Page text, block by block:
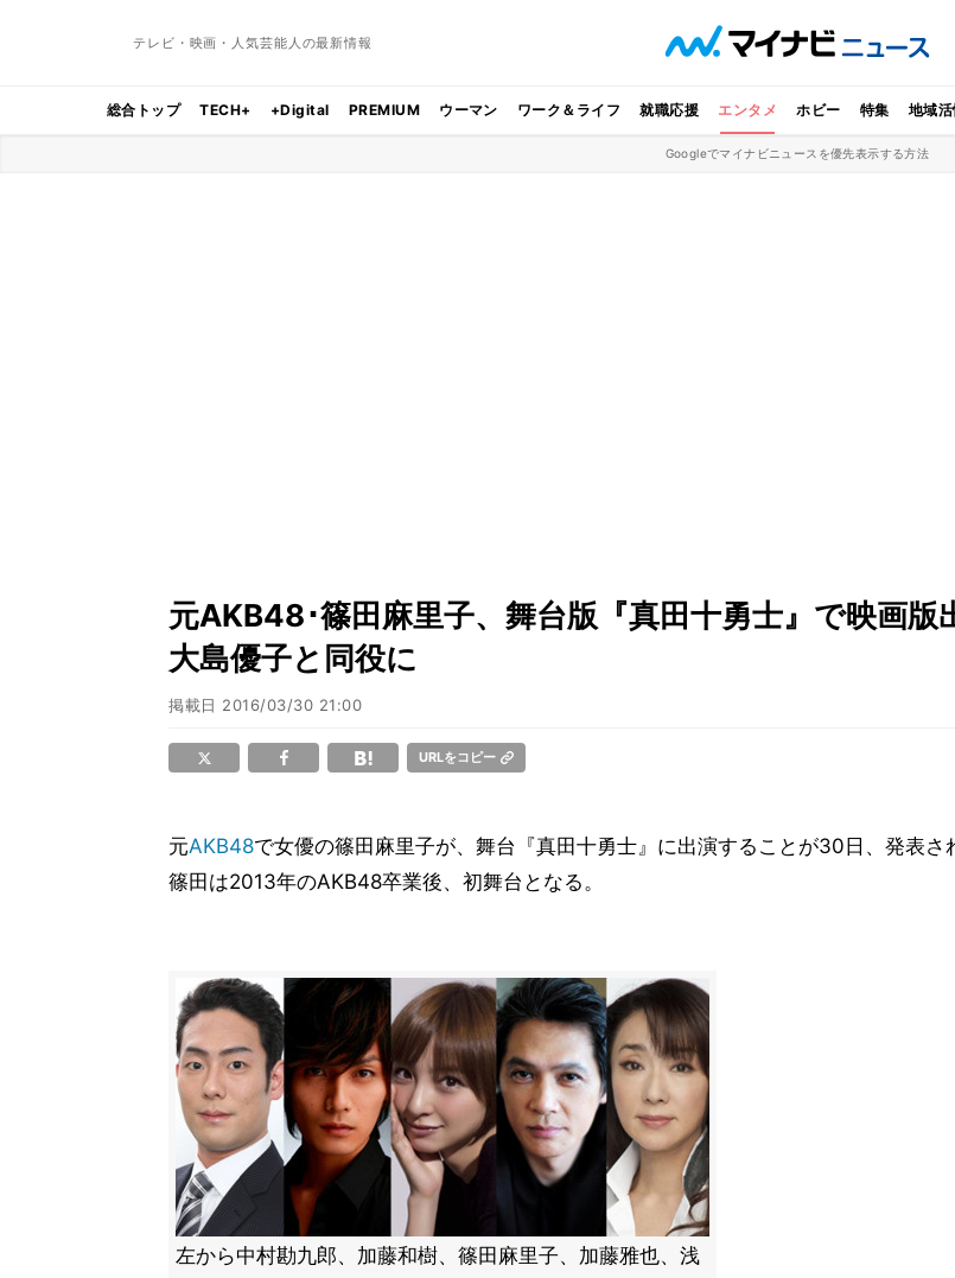
テレビ・映画・人気芸能人の最新情報
総合トップ TECH+ +Digital PREMIUM ウーマン ワーク＆ライフ 就職応援 エンタメ ホビー 特集 地域
Googleでマイナビニュースを優先表示する方法
元AKB48･篠田麻里子、舞台版『真田十勇士』で映画版
大島優子と同役に
掲載日 2016/03/30 21:00
URLをコピー
元AKB48で女優の篠田麻里子が、舞台『真田十勇士』に出演することが30日、発表さ
篠田は2013年のAKB48卒業後、初舞台となる。
左から中村勘九郎、加藤和樹、篠田麻里子、加藤雅也、浅